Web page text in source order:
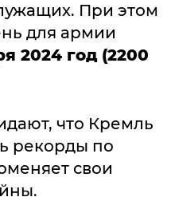
При этом
для армии
2024 год (2200
что Кремль
рекорды по
свои